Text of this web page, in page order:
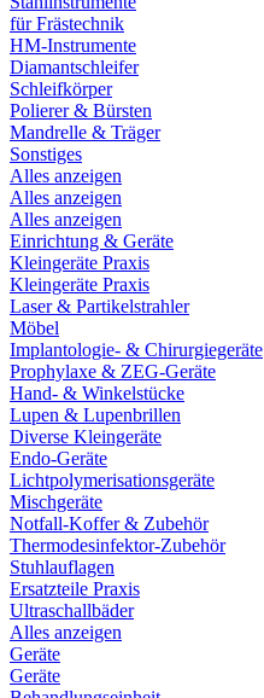
für Frästechnik
HM-Instrumente
Diamantschleifer
Schleifkörper
Polierer & Bürsten
Mandrelle & Träger
Sonstiges
Alles anzeigen
Alles anzeigen
Alles anzeigen
Einrichtung & Geräte
Kleingeräte Praxis
Kleingeräte Praxis
Laser & Partikelstrahler
Möbel
Implantologie- & Chirurgiegeräte
Prophylaxe & ZEG-Geräte
Hand- & Winkelstücke
Lupen & Lupenbrillen
Diverse Kleingeräte
Endo-Geräte
Lichtpolymerisationsgeräte
Mischgeräte
Notfall-Koffer & Zubehör
Thermodesinfektor-Zubehör
Stuhlauflagen
Ersatzteile Praxis
Ultraschallbäder
Alles anzeigen
Geräte
Geräte